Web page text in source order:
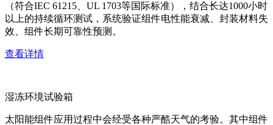
（符合IEC 61215、UL 1703等国际标准），结合长达1000小时
以上的持续循环测试，系统验证组件电性能衰减、封装材料失
效、组件长期可靠性预测。
查看详情
湿冻环境试验箱
太阳能组件应用过程中会经受各种严酷天气的考验。其中组件